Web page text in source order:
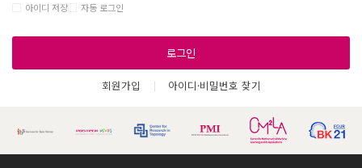
아이디 저장 자동 로그인
로그인
회원가입 아이디·비밀번호 찾기